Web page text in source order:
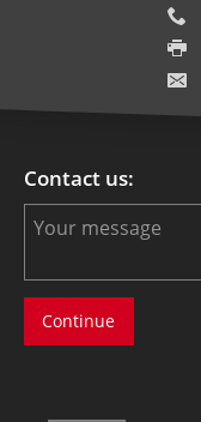
Contact us: